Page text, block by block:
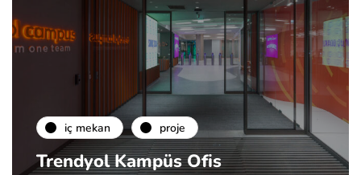
i̇ç mekan proje
Trendyol Kampüs Ofis